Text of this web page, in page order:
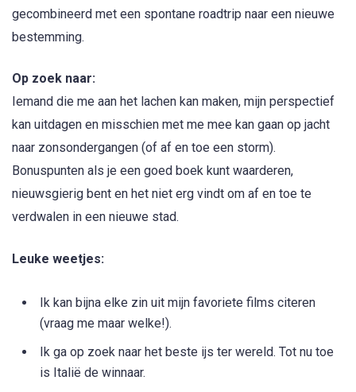
gecombineerd met een spontane roadtrip naar een nieuwe
bestemming.
Op zoek naar:
Iemand die me aan het lachen kan maken, mijn perspectief
kan uitdagen en misschien met me mee kan gaan op jacht
naar zonsondergangen (of af en toe een storm).
Bonuspunten als je een goed boek kunt waarderen,
nieuwsgierig bent en het niet erg vindt om af en toe te
verdwalen in een nieuwe stad.
Leuke weetjes:
Ik kan bijna elke zin uit mijn favoriete films citeren
(vraag me maar welke!).
Ik ga op zoek naar het beste ijs ter wereld. Tot nu toe
is Italië de winnaar.